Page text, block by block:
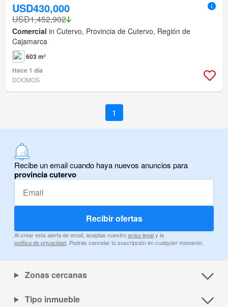
USD430,000
USD1,452,902
Comercial in Cutervo, Provincia de Cutervo, Región de
Cajamarca
603 m²
Hace 1 día
DOOMOS
1
Recibe un email cuando haya nuevos anuncios para
provincia cutervo
Recibir ofertas
Al crear esta alerta de email, aceptas nuestroaviso legaly la
política de privacidad . Podrás cancelar tu suscripción en cualquier momento.
Zonas cercanas
Tipo inmueble